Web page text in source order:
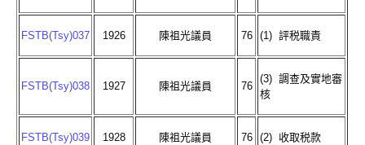
FSTB(Tsy)037 1926 陳祖光議員 76 (1) 評税職責
FSTB(Tsy)038 1927 陳祖光議員 76
(3) 調查及實地審
核
FSTB(Tsy)039 1928 陳祖光議員 76 (2) 收取税款